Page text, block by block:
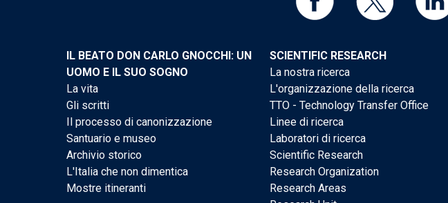
IL BEATO DON CARLO GNOCCHI: UN
UOMO E IL SUO SOGNO
La vita
Gli scritti
Il processo di canonizzazione
Santuario e museo
Archivio storico
L'Italia che non dimentica
Mostre itineranti
SCIENTIFIC RESEARCH
La nostra ricerca
L'organizzazione della ricerca
TTO - Technology Transfer Office
Linee di ricerca
Laboratori di ricerca
Scientific Research
Research Organization
Research Areas